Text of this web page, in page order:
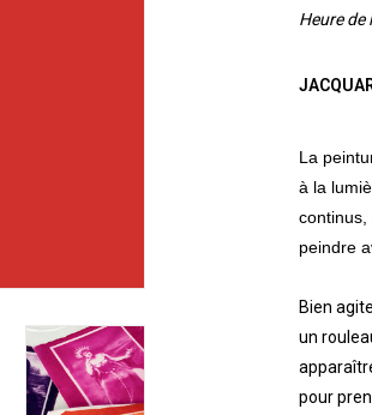
Heure de
La
à la
continus,
peindre
Bien
un
pour